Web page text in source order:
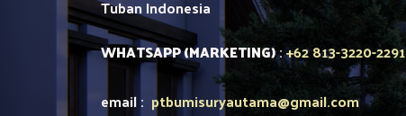
TubanIndonesia
WHATSAPP (MARKETING):+62 813-3220-2291
email : ptbumisuryautama@gmail.com